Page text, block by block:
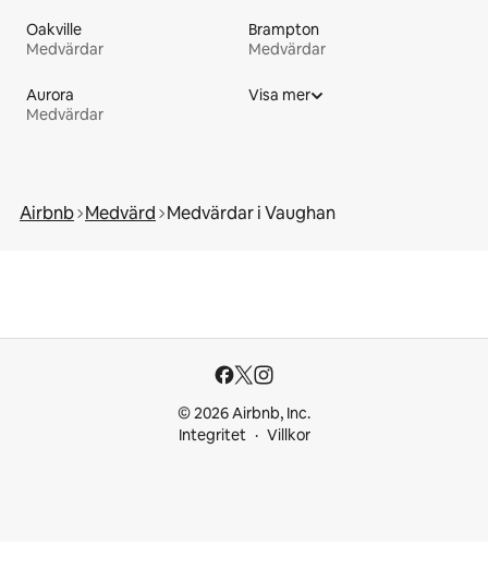
Oakville
Medvärdar
Brampton
Medvärdar
Aurora
Medvärdar
Visa mer
Airbnb Medvärd Medvärdar i Vaughan
© 2026 Airbnb, Inc.
Integritet
Villkor